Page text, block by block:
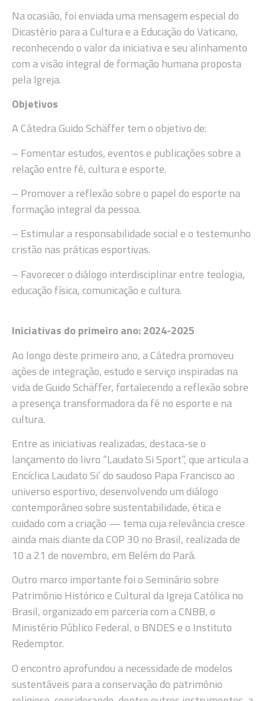
Na ocasião, foi enviada uma mensagem especial do
Dicastério para a Cultura e a Educação do Vaticano,
reconhecendo o valor da iniciativa e seu alinhamento
com a visão integral de formação humana proposta
pela Igreja.
Objetivos
A Cátedra Guido Schäffer tem o objetivo de:
– Fomentar estudos, eventos e publicações sobre a
relação entre fé, cultura e esporte.
– Promover a reflexão sobre o papel do esporte na
formação integral da pessoa.
– Estimular a responsabilidade social e o testemunho
cristão nas práticas esportivas.
– Favorecer o diálogo interdisciplinar entre teologia,
educação física, comunicação e cultura.
Iniciativas do primeiro ano: 2024-2025
Ao longo deste primeiro ano, a Cátedra promoveu
ações de integração, estudo e serviço inspiradas na
vida de Guido Schäffer, fortalecendo a reflexão sobre
a presença transformadora da fé no esporte e na
cultura.
Entre as iniciativas realizadas, destaca-se o
lançamento do livro “Laudato Si Sport”, que articula a
Encíclica Laudato Si’ do saudoso Papa Francisco ao
universo esportivo, desenvolvendo um diálogo
contemporâneo sobre sustentabilidade, ética e
cuidado com a criação — tema cuja relevância cresce
ainda mais diante da COP 30 no Brasil, realizada de
10 a 21 de novembro, em Belém do Pará.
Outro marco importante foi o Seminário sobre
Patrimônio Histórico e Cultural da Igreja Católica no
Brasil, organizado em parceria com a CNBB, o
Ministério Público Federal, o BNDES e o Instituto
Redemptor.
O encontro aprofundou a necessidade de modelos
sustentáveis para a conservação do patrimônio